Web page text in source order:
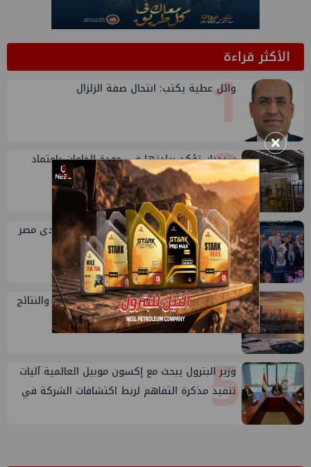
الأكثر قراءة1
وائل عطية يكتب: انتحال صفة الزلزال
2
سيدبك تؤكد ريادتها في جودة الخامات باعتماد
عالمي جديد
3
إسدال الستار على النسخة الثانية من "منتدى مصر
للطاقة والصناعة 2026" بنجاح
4
تقييم أداء وزارة البترول...بين حساب الأداء والنتائج
5
وزير البترول يبحث مع إكسون موبيل العالمية آليات
تنفيذ مذكرة التفاهم لربط اكتشافات الشركة في
×